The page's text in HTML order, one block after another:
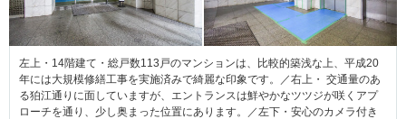
左上・14階建て・総戸数113戸のマンションは、比較的築浅な上、平成20
年には大規模修繕工事を実施済みで綺麗な印象です。／右上・ 交通量のあ
る狛江通りに面していますが、エントランスは鮮やかなツツジが咲くアプ
ローチを通り、少し奥まった位置にあります。／左下・安心のカメラ付き